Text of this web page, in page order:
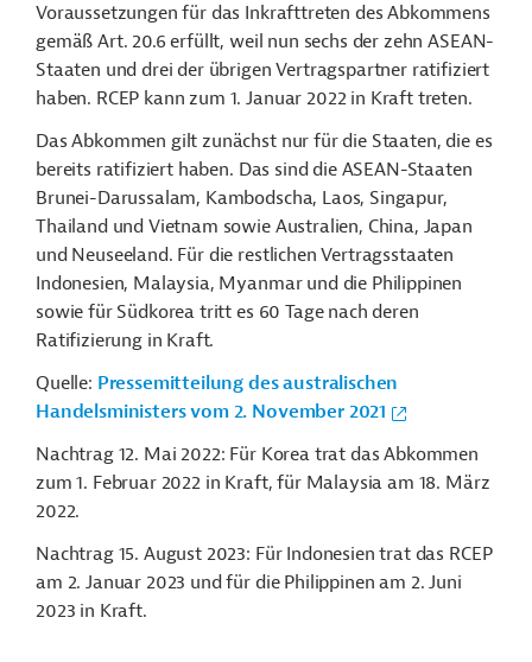
Voraussetzungen für das Inkrafttreten des Abkommens
gemäß Art. 20.6 erfüllt, weil nun sechs der zehn ASEAN-
Staaten und drei der übrigen Vertragspartner ratifiziert
haben. RCEP kann zum 1. Januar 2022 in Kraft treten.
Das Abkommen gilt zunächst nur für die Staaten, die es
bereits ratifiziert haben. Das sind die ASEAN-Staaten
Brunei-Darussalam, Kambodscha, Laos, Singapur,
Thailand und Vietnam sowie Australien, China, Japan
und Neuseeland. Für die restlichen Vertragsstaaten
Indonesien, Malaysia, Myanmar und die Philippinen
sowie für Südkorea tritt es 60 Tage nach deren
Ratifizierung in Kraft.
Quelle: Pressemitteilung des australischen
Handelsministers vom 2. November 2021
Nachtrag 12. Mai 2022: Für Korea trat das Abkommen
zum 1. Februar 2022 in Kraft, für Malaysia am 18. März
2022.
Nachtrag 15. August 2023: Für Indonesien trat das RCEP
am 2. Januar 2023 und für die Philippinen am 2. Juni
2023 in Kraft.